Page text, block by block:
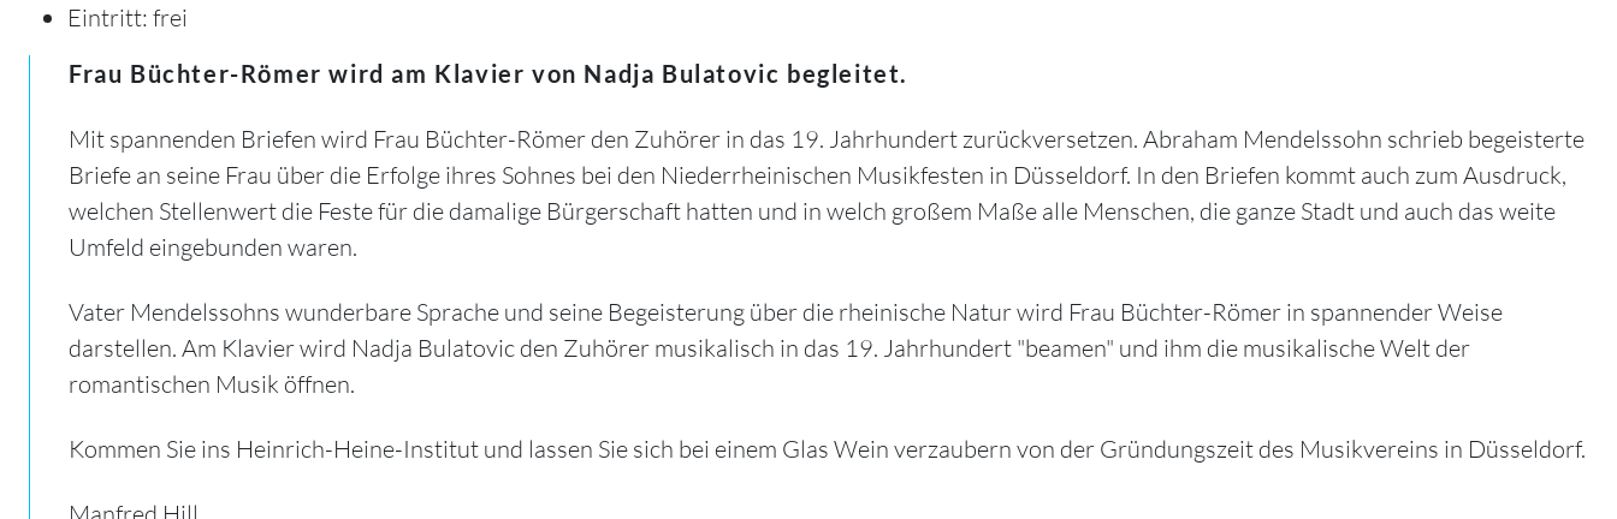
Eintritt: frei
Frau Büchter-Römer wird am Klavier von Nadja Bulatovic begleitet.
Mit spannenden Briefen wird Frau Büchter-Römer den Zuhörer in das 19. Jahrhundert zurückversetzen. Abraham Mendelssohn schrieb begeisterte
Briefe an seine Frau über die Erfolge ihres Sohnes bei den Niederrheinischen Musikfesten in Düsseldorf. In den Briefen kommt auch zum Ausdruck,
welchen Stellenwert die Feste für die damalige Bürgerschaft hatten und in welch großem Maße alle Menschen, die ganze Stadt und auch das weite
Umfeld eingebunden waren.
Vater Mendelssohns wunderbare Sprache und seine Begeisterung über die rheinische Natur wird Frau Büchter-Römer in spannender Weise
darstellen. Am Klavier wird Nadja Bulatovic den Zuhörer musikalisch in das 19. Jahrhundert "beamen" und ihm die musikalische Welt der
romantischen Musik öffnen.
Kommen Sie ins Heinrich-Heine-Institut und lassen Sie sich bei einem Glas Wein verzaubern von der Gründungszeit des Musikvereins in Düsseldorf.